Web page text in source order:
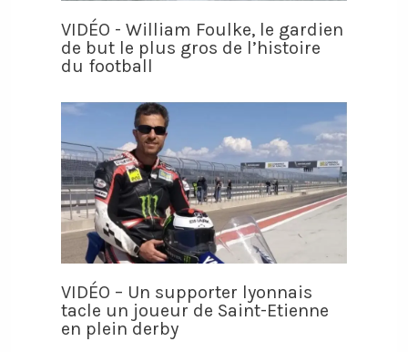
VIDÉO - William Foulke, le gardien
de but le plus gros de l’histoire
du football
VIDÉO – Un supporter lyonnais
tacle un joueur de Saint-Etienne
en plein derby